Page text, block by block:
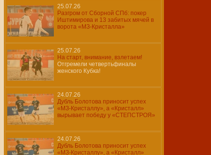
25.07.26
Разгром от Сборной СПб: покер
Иштимирова и 13 забитых мячей в
ворота «МЗ-Кристалла»
25.07.26
На старт, внимание, взлетаем!
Отгремели четвертьфиналы
женского Кубка!
24.07.26
Дубль Болотова приносит успех
«МЗ-Кристаллу», а «Кристалл»
вырывает победу у «СТЕПСТРОЯ»
24.07.26
Дубль Болотова приносит успех
«МЗ-Кристаллу», а «Кристалл»